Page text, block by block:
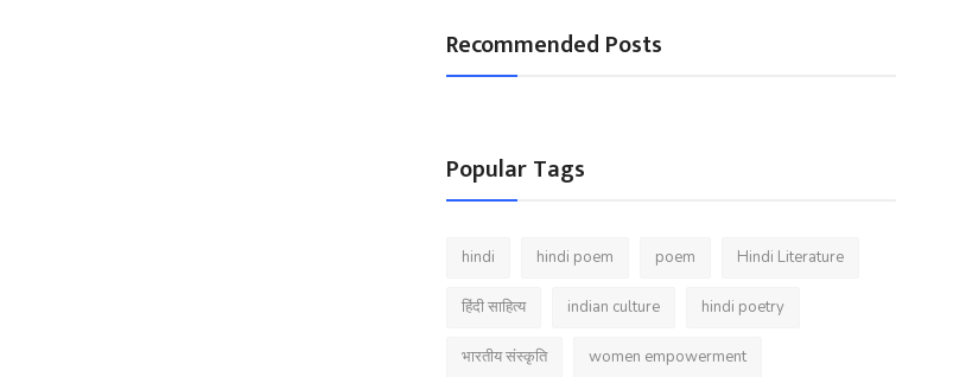
Recommended Posts
Popular Tags
hindi hindi poem poem Hindi Literature
हिंदी साहित्य indian culture hindi poetry
भारतीय संस्कृति women empowerment